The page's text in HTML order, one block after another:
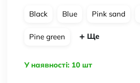
Black Blue Pink sand
Pine green Ще
У наявності: 10 шт